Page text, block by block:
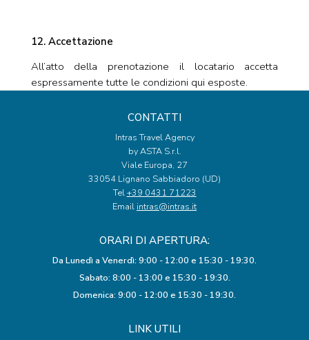
12. Accettazione
All’atto della prenotazione il locatario accetta
espressamente tutte le condizioni qui esposte.
CONTATTI
Intras Travel Agency
by ASTA S.r.l.
Viale Europa, 27
33054 Lignano Sabbiadoro (UD)
Tel+39 0431 71223
Email intras@intras.it
ORARI DI APERTURA:
Da Lunedì a Venerdì: 9:00 - 12:00 e 15:30 - 19:30.
Sabato: 8:00 - 13:00 e 15:30 - 19:30.
Domenica: 9:00 - 12:00 e 15:30 - 19:30.
LINK UTILI